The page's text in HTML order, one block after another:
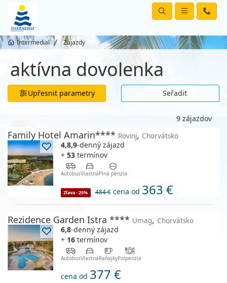
Intermedial Zájazdy
aktívna dovolenka
Upřesnit parametry Seřadit
9 zájazdov
Family Hotel Amarin**** Rovinj, Chorvátsko
4,8,9-denný zájazd
+ 53 termínov
AutobusVlastnáPlná penzia
Zľava - 25% 484 € cena od 363 €
Rezidence Garden Istra **** Umag, Chorvátsko
6,8-denný zájazd
+ 16 termínov
AutobusVlastnáRaňajkyPolpenzia
cena od 377 €